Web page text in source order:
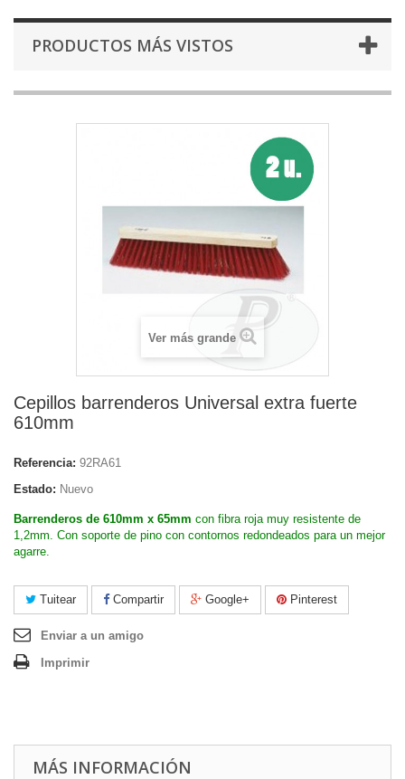
PRODUCTOS MÁS VISTOS
Ver más grande
Cepillos barrenderos Universal extra fuerte
610mm
Referencia: 92RA61
Estado: Nuevo
Barrenderos de 610mm x 65mm con fibra roja muy resistente de
1,2mm. Con soporte de pino con contornos redondeados para un mejor
agarre.
Tuitear Compartir Google+ Pinterest
Enviar a un amigo
Imprimir
MÁS INFORMACIÓN